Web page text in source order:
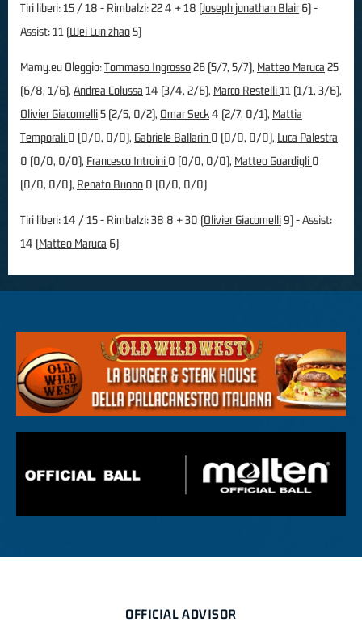
Tiri liberi: 15 / 18 - Rimbalzi: 22 4 + 18 (Joseph jonathan Blair6) -
Assist: 11 (Wei Lun zhao5)
Mamy.eu Oleggio:Tommaso Ingrosso26 (5/7, 5/7), Matteo Maruca 25
(6/8, 1/6), Andrea Colussa 14 (3/4, 2/6), Marco Restelli11 (1/1, 3/6),
Olivier Giacomelli5 (2/5, 0/2), Omar Seck4 (2/7, 0/1), Mattia
Temporali 0 (0/0, 0/0), Gabriele Ballarin 0 (0/0, 0/0), Luca Palestra
0 (0/0, 0/0), Francesco Introini 0 (0/0, 0/0), Matteo Guardigli 0
(0/0, 0/0), Renato Buono 0 (0/0, 0/0)
Tiri liberi: 14 / 15 - Rimbalzi: 38 8 + 30 (Olivier Giacomelli9) - Assist:
14 (Matteo Maruca 6)
OFFICIAL ADVISOR